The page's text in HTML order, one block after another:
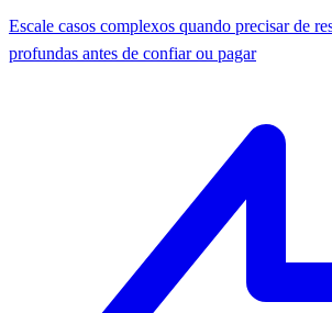
Escale casos complexos quando precisar de
profundas antes de confiar ou pagar